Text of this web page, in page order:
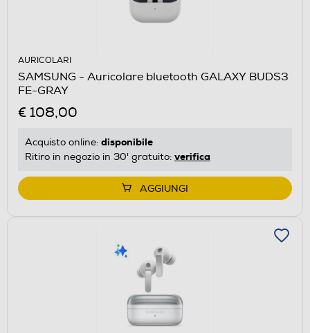
AURICOLARI
SAMSUNG - Auricolare bluetooth GALAXY BUDS3
FE-GRAY
€ 108,00
Acquisto online: disponibile
Ritiro in negozio in 30' gratuito: verifica
AGGIUNGI